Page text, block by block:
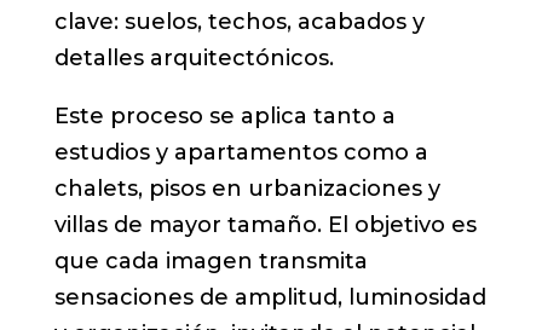
clave: suelos, techos, acabados y
detalles arquitectónicos.
Este proceso se aplica tanto a
estudios y apartamentos como a
chalets, pisos en urbanizaciones y
villas de mayor tamaño. El objetivo es
que cada imagen transmita
sensaciones de amplitud, luminosidad